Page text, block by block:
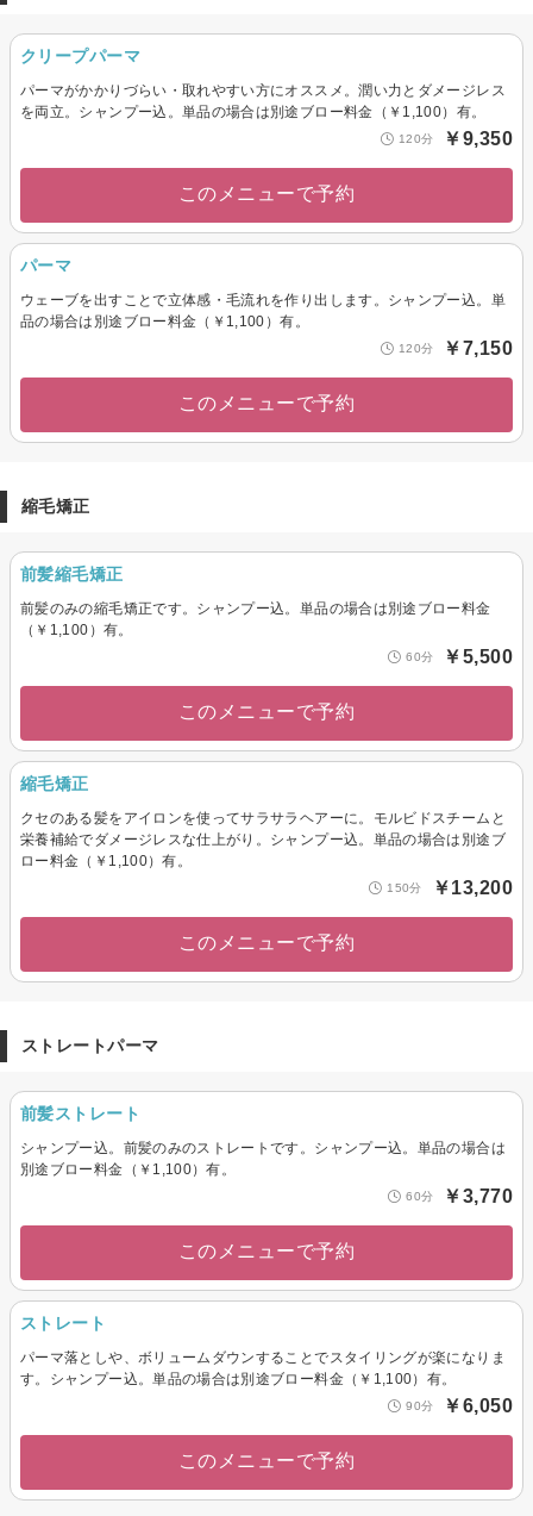
クリープパーマ
パーマがかかりづらい・取れやすい方にオススメ。潤い力とダメージレス
を両立。シャンプー込。単品の場合は別途ブロー料金（￥1,100）有。
120分 ￥9,350
このメニューで予約
パーマ
ウェーブを出すことで立体感・毛流れを作り出します。シャンプー込。単
品の場合は別途ブロー料金（￥1,100）有。
120分 ￥7,150
このメニューで予約
縮毛矯正
前髪縮毛矯正
前髪のみの縮毛矯正です。シャンプー込。単品の場合は別途ブロー料金
（￥1,100）有。
60分 ￥5,500
このメニューで予約
縮毛矯正
クセのある髪をアイロンを使ってサラサラヘアーに。モルビドスチームと
栄養補給でダメージレスな仕上がり。シャンプー込。単品の場合は別途ブ
ロー料金（￥1,100）有。
150分 ￥13,200
このメニューで予約
ストレートパーマ
前髪ストレート
シャンプー込。前髪のみのストレートです。シャンプー込。単品の場合は
別途ブロー料金（￥1,100）有。
60分 ￥3,770
このメニューで予約
ストレート
パーマ落としや、ボリュームダウンすることでスタイリングが楽になりま
す。シャンプー込。単品の場合は別途ブロー料金（￥1,100）有。
90分 ￥6,050
このメニューで予約